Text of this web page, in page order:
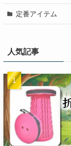
定番アイテム
人気記事